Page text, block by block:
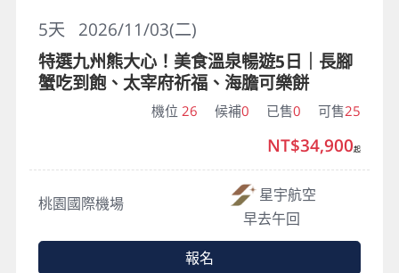
2026/11/03(二)
5天
特選九州熊大心！美食溫泉暢遊5日｜長腳
蟹吃到飽、太宰府祈福、海膽可樂餅
機位 26 候補0 已售0 可售25
桃園國際機場
星宇航空
早去午回
NT$34,900起
報名